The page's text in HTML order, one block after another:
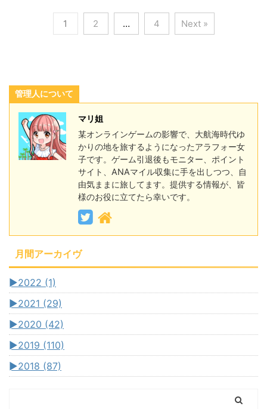
1 2 … 4 Next »
管理人について
マリ姐
某オンラインゲームの影響で、大航海時代ゆ
かりの地を旅するようになったアラフォー女
子です。ゲーム引退後もモニター、ポイント
サイト、ANAマイル収集に手を出しつつ、自
由気ままに旅してます。提供する情報が、皆
様のお役に立てたら幸いです。
月間アーカイヴ
►2022 (1)
►2021 (29)
►2020 (42)
►2019 (110)
►2018 (87)